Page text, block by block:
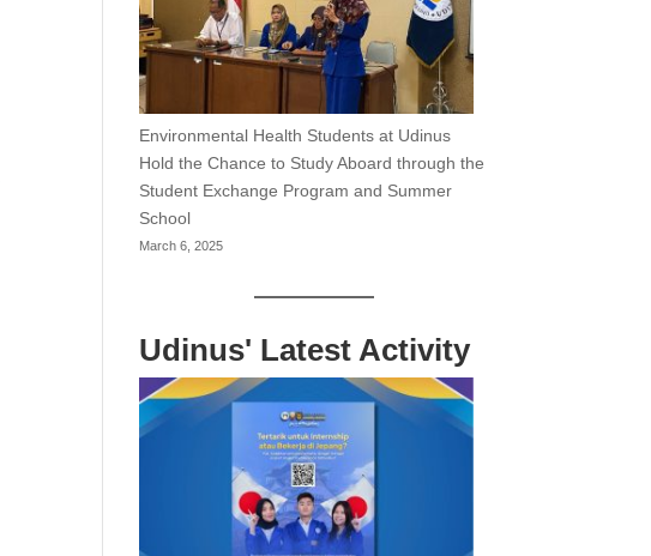
Environmental Health Students at Udinus
Hold the Chance to Study Aboard through the
Student Exchange Program and Summer
School
March 6, 2025
Udinus' Latest Activity